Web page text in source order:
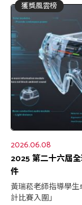
獲獎風雲榜
2026.06.08
2025 第二十六屆
件
黃瑞菘老師指導學
計比賽入圍」